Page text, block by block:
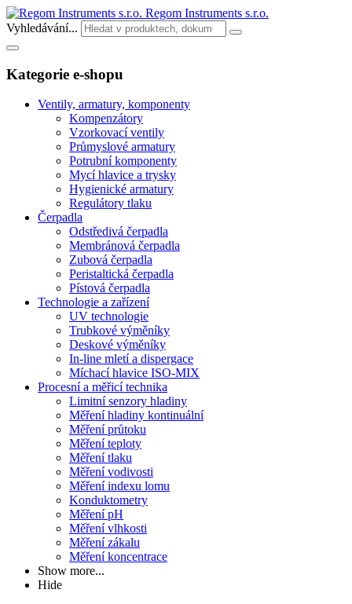
Regom Instruments s.r.o.
Vyhledávání...
Kategorie e-shopu
Ventily, armatury, komponenty
Kompenzátory
Vzorkovací ventily
Průmyslové armatury
Potrubní komponenty
Mycí hlavice a trysky
Hygienické armatury
Regulátory tlaku
Čerpadla
Odstředivá čerpadla
Membránová čerpadla
Zubová čerpadla
Peristaltická čerpadla
Pístová čerpadla
Technologie a zařízení
UV technologie
Trubkové výměníky
Deskové výměníky
In-line mletí a dispergace
Míchací hlavice ISO-MIX
Procesní a měřicí technika
Limitní senzory hladiny
Měření hladiny kontinuální
Měření průtoku
Měření teploty
Měření tlaku
Měření vodivosti
Měření indexu lomu
Konduktometry
Měření pH
Měření vlhkosti
Měření zákalu
Měření koncentrace
Show more...
Hide